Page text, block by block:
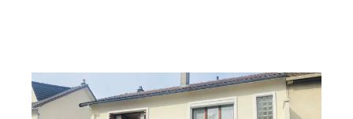
ANTONY 92
82,47 m2, 3 pièces